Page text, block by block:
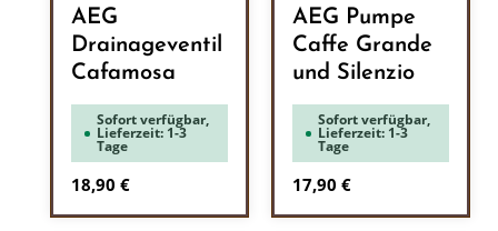
AEG
Drainageventil
Cafamosa
Sofort verfügbar,
Lieferzeit: 1-3
Tage
Regulärer Preis:
18,90 €
AEG Pumpe
Caffe Grande
und Silenzio
Sofort verfügbar,
Lieferzeit: 1-3
Tage
Regulärer Preis:
17,90 €